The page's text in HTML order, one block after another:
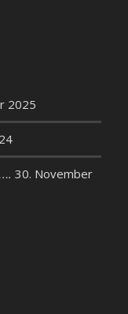
2025
30. November